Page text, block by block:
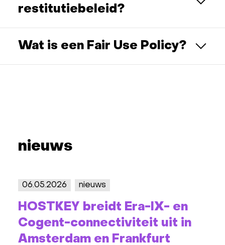
restitutiebeleid?
Wat is een Fair Use Policy?
nieuws
06.05.2026 nieuws
HOSTKEY breidt Era-IX- en
Cogent-connectiviteit uit in
Amsterdam en Frankfurt